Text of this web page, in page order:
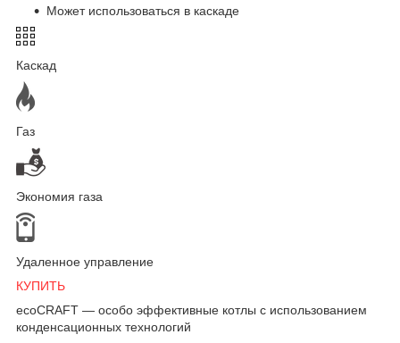
Может использоваться в каскаде
Каскад
Газ
Экономия газа
Удаленное управление
КУПИТЬ
ecoCRAFT — особо эффективные котлы с использованием
конденсационных технологий